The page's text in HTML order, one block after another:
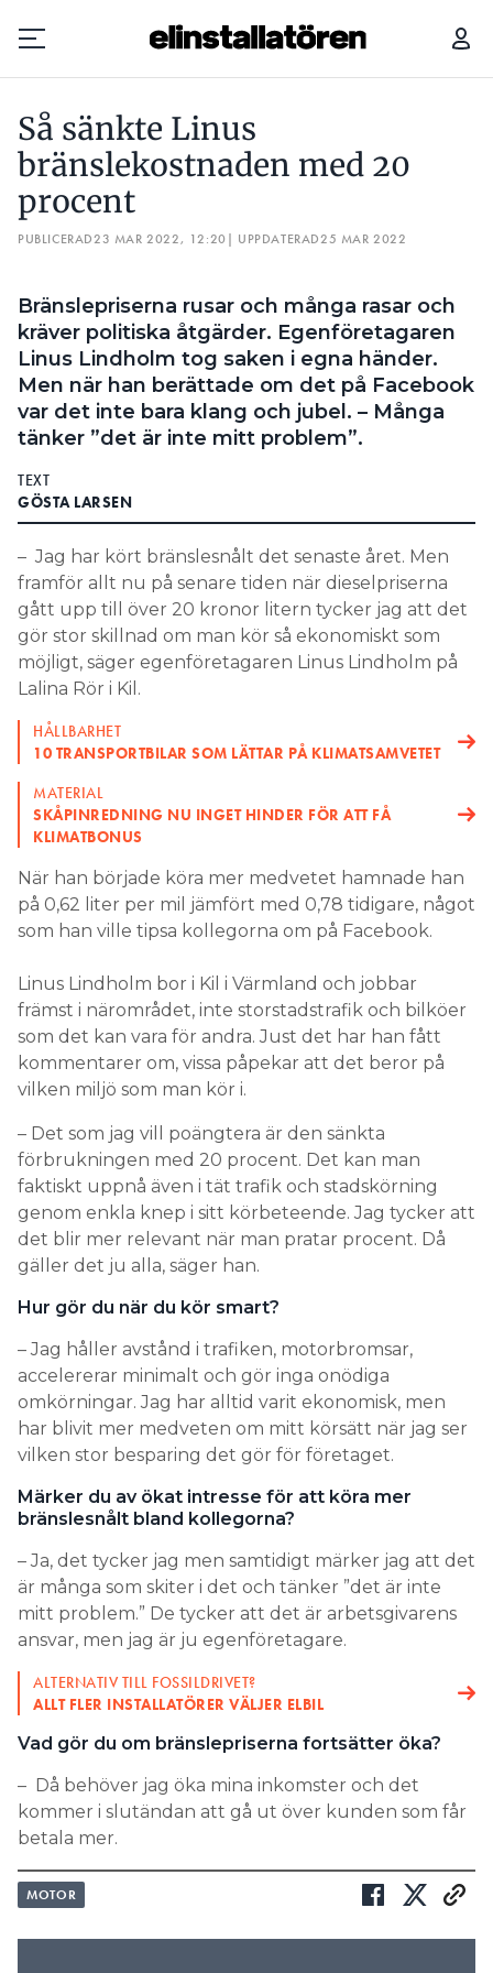
Prenumerera
Hantera prenumeration
Annonsera
Läs E-tidningen
Om tidningen
Personuppgifter
Search for:
SEARCH
Så sänkte Linus
bränslekostnaden med 20
procent
PUBLICERAD23 MAR 2022, 12:20 | UPPDATERAD25 MAR 2022
Bränslepriserna rusar och många rasar och
kräver politiska åtgärder. Egenföretagaren
Linus Lindholm tog saken i egna händer.
Men när han berättade om det på Facebook
var det inte bara klang och jubel. – Många
tänker ”det är inte mitt problem”.
TEXT
GÖSTA LARSEN
– Jag har kört bränslesnålt det senaste året. Men
framför allt nu på senare tiden när dieselpriserna
gått upp till över 20 kronor litern tycker jag att det
gör stor skillnad om man kör så ekonomiskt som
möjligt, säger egenföretagaren Linus Lindholm på
Lalina Rör i Kil.
HÅLLBARHET
10 TRANSPORTBILAR SOM LÄTTAR PÅ KLIMATSAMVETET
MATERIAL
SKÅPINREDNING NU INGET HINDER FÖR ATT FÅ
KLIMATBONUS
När han började köra mer medvetet hamnade han
på 0,62 liter per mil jämfört med 0,78 tidigare, något
som han ville tipsa kollegorna om på Facebook.
Linus Lindholm bor i Kil i Värmland och jobbar
främst i närområdet, inte storstadstrafik och bilköer
som det kan vara för andra. Just det har han fått
kommentarer om, vissa påpekar att det beror på
vilken miljö som man kör i.
– Det som jag vill poängtera är den sänkta
förbrukningen med 20 procent. Det kan man
faktiskt uppnå även i tät trafik och stadskörning
genom enkla knep i sitt körbeteende. Jag tycker att
det blir mer relevant när man pratar procent. Då
gäller det ju alla, säger han.
Hur gör du när du kör smart?
– Jag håller avstånd i trafiken, motorbromsar,
accelererar minimalt och gör inga onödiga
omkörningar. Jag har alltid varit ekonomisk, men
har blivit mer medveten om mitt körsätt när jag ser
vilken stor besparing det gör för företaget.
Märker du av ökat intresse för att köra mer
bränslesnålt bland kollegorna?
– Ja, det tycker jag men samtidigt märker jag att det
är många som skiter i det och tänker ”det är inte
mitt problem.” De tycker att det är arbetsgivarens
ansvar, men jag är ju egenföretagare.
ALTERNATIV TILL FOSSILDRIVET?
ALLT FLER INSTALLATÖRER VÄLJER ELBIL
Vad gör du om bränslepriserna fortsätter öka?
– Då behöver jag öka mina inkomster och det
kommer i slutändan att gå ut över kunden som får
betala mer.
MOTOR
DE